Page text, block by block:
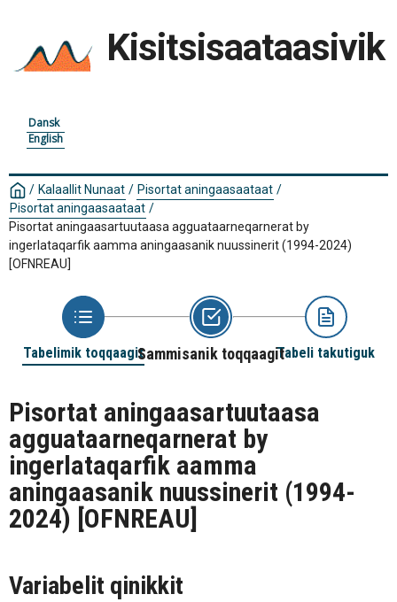
Kisitsisaataasivik
Dansk
English
/ Kalaallit Nunaat / Pisortat aningaasaataat /
Pisortat aningaasaataat /
Pisortat aningaasartuutaasa agguataarneqarnerat by
ingerlataqarfik aamma aningaasanik nuussinerit (1994-2024)
[OFNREAU]
Tabelimik toqqaagitSammisanik toqqaagitTabeli takutiguk
Pisortat aningaasartuutaasa
agguataarneqarnerat by
ingerlataqarfik aamma
aningaasanik nuussinerit (1994-
2024) [OFNREAU]
Variabelit qinikkit